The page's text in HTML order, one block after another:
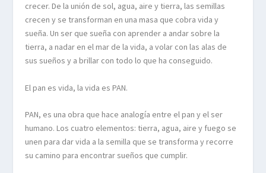
crecer. De la unión de sol, agua, aire y tierra, las semillas
crecen y se transforman en una masa que cobra vida y
sueña. Un ser que sueña con aprender a andar sobre la
tierra, a nadar en el mar de la vida, a volar con las alas de
sus sueños y a brillar con todo lo que ha conseguido.
El pan es vida, la vida es PAN.
PAN, es una obra que hace analogía entre el pan y el ser
humano. Los cuatro elementos: tierra, agua, aire y fuego se
unen para dar vida a la semilla que se transforma y recorre
su camino para encontrar sueños que cumplir.